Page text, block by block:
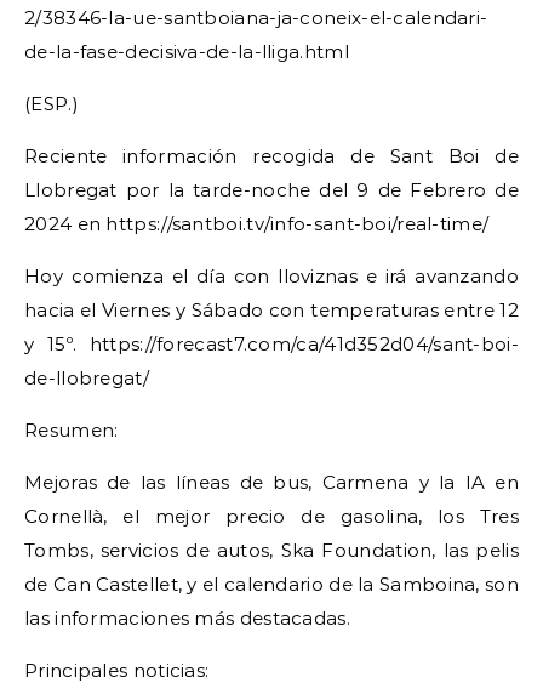
2/38346-la-ue-santboiana-ja-coneix-el-calendari-
de-la-fase-decisiva-de-la-lliga.html
(ESP.)
Reciente información recogida de Sant Boi de
Llobregat por la tarde-noche del 9 de Febrero de
2024 en https://santboi.tv/info-sant-boi/real-time/
Hoy comienza el día con lloviznas e irá avanzando
hacia el Viernes y Sábado con temperaturas entre 12
y 15º. https://forecast7.com/ca/41d352d04/sant-boi-
de-llobregat/
Resumen:
Mejoras de las líneas de bus, Carmena y la IA en
Cornellà, el mejor precio de gasolina, los Tres
Tombs, servicios de autos, Ska Foundation, las pelis
de Can Castellet, y el calendario de la Samboina, son
las informaciones más destacadas.
Principales noticias: